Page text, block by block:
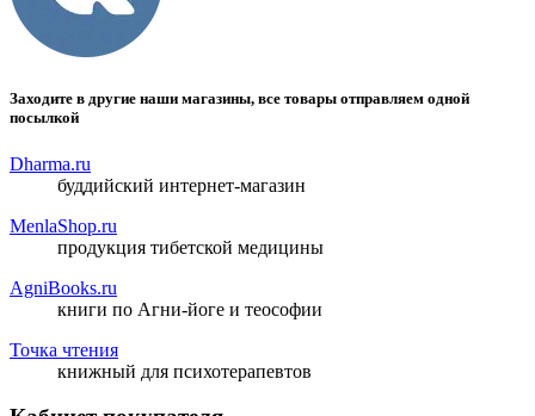
Заходите в другие наши магазины, все товары отправляем одной
посылкой
Dharma.ru
буддийский интернет-магазин
MenlaShop.ru
продукция тибетской медицины
AgniBooks.ru
книги по Агни-йоге и теософии
Точка чтения
книжный для психотерапевтов